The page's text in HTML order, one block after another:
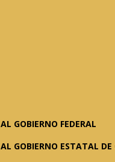
AL GOBIERNO FEDERAL
AL GOBIERNO ESTATAL